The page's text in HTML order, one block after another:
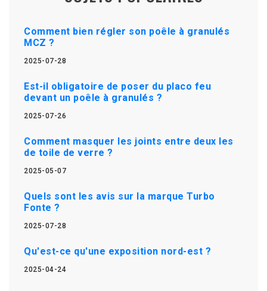
Comment bien régler son poêle à granulés
MCZ ?
2025-07-28
Est-il obligatoire de poser du placo feu
devant un poêle à granulés ?
2025-07-26
Comment masquer les joints entre deux les
de toile de verre ?
2025-05-07
Quels sont les avis sur la marque Turbo
Fonte ?
2025-07-28
Qu'est-ce qu'une exposition nord-est ?
2025-04-24